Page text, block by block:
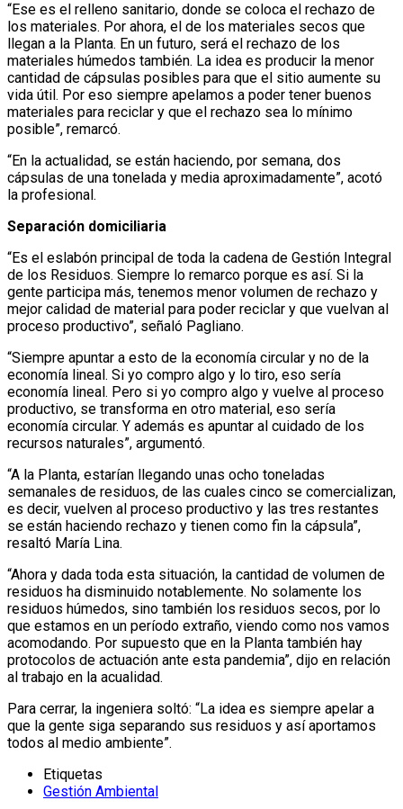
“Ese es el relleno sanitario, donde se coloca el rechazo de
los materiales. Por ahora, el de los materiales secos que
llegan a la Planta. En un futuro, será el rechazo de los
materiales húmedos también. La idea es producir la menor
cantidad de cápsulas posibles para que el sitio aumente su
vida útil. Por eso siempre apelamos a poder tener buenos
materiales para reciclar y que el rechazo sea lo mínimo
posible”, remarcó.
“En la actualidad, se están haciendo, por semana, dos
cápsulas de una tonelada y media aproximadamente”, acotó
la profesional.
Separación domiciliaria
“Es el eslabón principal de toda la cadena de Gestión Integral
de los Residuos. Siempre lo remarco porque es así. Si la
gente participa más, tenemos menor volumen de rechazo y
mejor calidad de material para poder reciclar y que vuelvan al
proceso productivo”, señaló Pagliano.
“Siempre apuntar a esto de la economía circular y no de la
economía lineal. Si yo compro algo y lo tiro, eso sería
economía lineal. Pero si yo compro algo y vuelve al proceso
productivo, se transforma en otro material, eso sería
economía circular. Y además es apuntar al cuidado de los
recursos naturales”, argumentó.
“A la Planta, estarían llegando unas ocho toneladas
semanales de residuos, de las cuales cinco se comercializan,
es decir, vuelven al proceso productivo y las tres restantes
se están haciendo rechazo y tienen como fin la cápsula”,
resaltó María Lina.
“Ahora y dada toda esta situación, la cantidad de volumen de
residuos ha disminuido notablemente. No solamente los
residuos húmedos, sino también los residuos secos, por lo
que estamos en un período extraño, viendo como nos vamos
acomodando. Por supuesto que en la Planta también hay
protocolos de actuación ante esta pandemia”, dijo en relación
al trabajo en la acualidad.
Para cerrar, la ingeniera soltó: “La idea es siempre apelar a
que la gente siga separando sus residuos y así aportamos
todos al medio ambiente”.
Etiquetas
Gestión Ambiental